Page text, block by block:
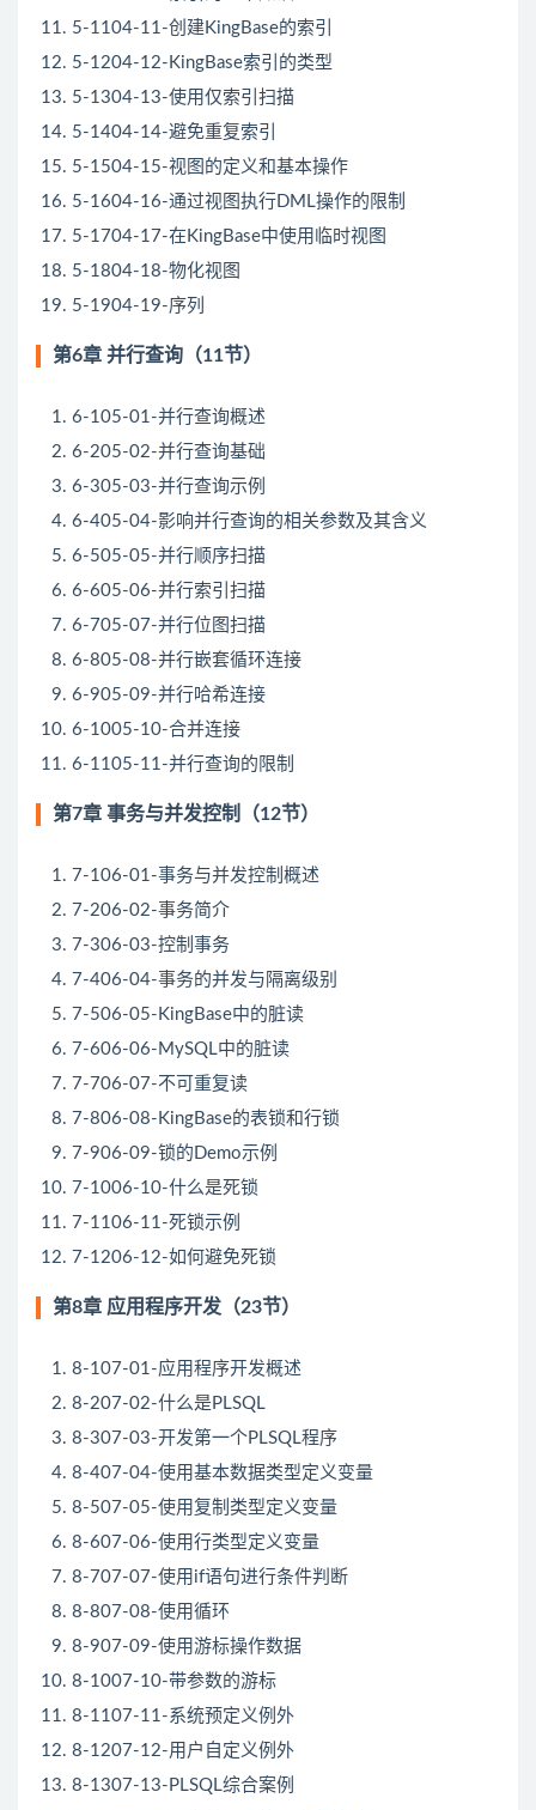
5-1104-11-创建KingBase的索引
5-1204-12-KingBase索引的类型
5-1304-13-使用仅索引扫描
5-1404-14-避免重复索引
5-1504-15-视图的定义和基本操作
5-1604-16-通过视图执行DML操作的限制
5-1704-17-在KingBase中使用临时视图
5-1804-18-物化视图
5-1904-19-序列
第6章 并行查询（11节）
6-105-01-并行查询概述
6-205-02-并行查询基础
6-305-03-并行查询示例
6-405-04-影响并行查询的相关参数及其含义
6-505-05-并行顺序扫描
6-605-06-并行索引扫描
6-705-07-并行位图扫描
6-805-08-并行嵌套循环连接
6-905-09-并行哈希连接
6-1005-10-合并连接
6-1105-11-并行查询的限制
第7章 事务与并发控制（12节）
7-106-01-事务与并发控制概述
7-206-02-事务简介
7-306-03-控制事务
7-406-04-事务的并发与隔离级别
7-506-05-KingBase中的脏读
7-606-06-MySQL中的脏读
7-706-07-不可重复读
7-806-08-KingBase的表锁和行锁
7-906-09-锁的Demo示例
7-1006-10-什么是死锁
7-1106-11-死锁示例
7-1206-12-如何避免死锁
第8章 应用程序开发（23节）
8-107-01-应用程序开发概述
8-207-02-什么是PLSQL
8-307-03-开发第一个PLSQL程序
8-407-04-使用基本数据类型定义变量
8-507-05-使用复制类型定义变量
8-607-06-使用行类型定义变量
8-707-07-使用if语句进行条件判断
8-807-08-使用循环
8-907-09-使用游标操作数据
8-1007-10-带参数的游标
8-1107-11-系统预定义例外
8-1207-12-用户自定义例外
8-1307-13-PLSQL综合案例